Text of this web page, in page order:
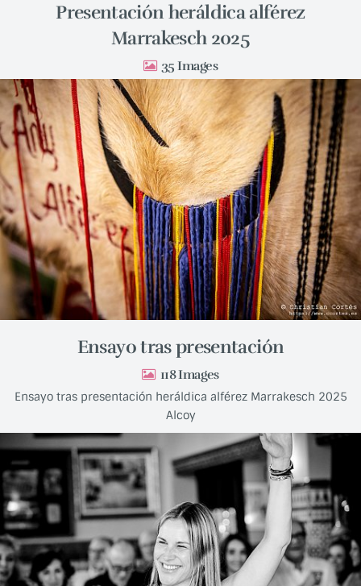
Presentación heráldica alférez
Marrakesch 2025
35
Ensayo tras presentación
118
Ensayo tras presentación heráldica alférez Marrakesch 2025
Alcoy